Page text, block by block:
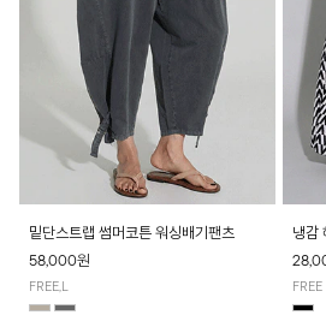
밑단스트랩 썸머코튼 워싱배기팬츠
58,000원
FREE,L
냉감
FREE